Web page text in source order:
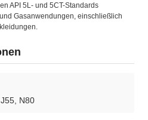
API 5L- und 5CT-Standards
Gasanwendungen, einschließlich
N80